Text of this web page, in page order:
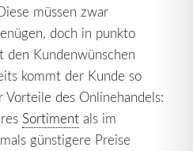
müssen zwar
doch in punkto
den Kundenwünschen
kommt der Kunde so
Vorteile des Onlinehandels:
Sortiment als im
günstigere Preise